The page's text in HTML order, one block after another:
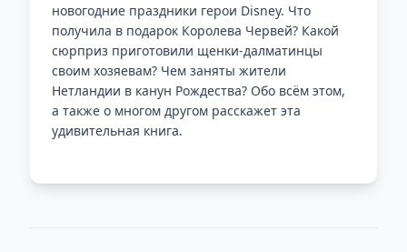
новогодние праздники герои Disney. Что
получила в подарок Королева Червей? Какой
сюрприз приготовили щенки-далматинцы
своим хозяевам? Чем заняты жители
Нетландии в канун Рождества? Обо всём этом,
а также о многом другом расскажет эта
удивительная книга.